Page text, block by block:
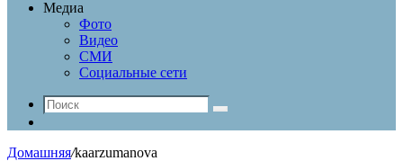
Медиа
Фото
Видео
СМИ
Социальные сети
Поиск
Домашняя/kaarzumanova